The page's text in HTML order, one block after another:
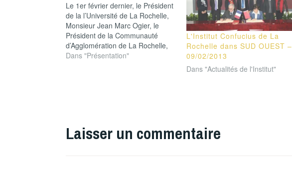
Le 1er février dernier, le Président
de la l’Université de La Rochelle,
Monsieur Jean Marc Ogier, le
Président de la Communauté
d’Agglomération de La Rochelle,
Jean François Fountaine et le
Dans "Présentation"
L'Institut Confucius de La
Rochelle dans SUD OUEST –
09/02/2013
Dans "Actualités de l'Institut"
MAXIME
Laisser un commentaire